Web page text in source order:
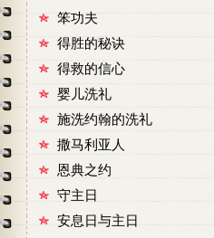
笨功夫
得胜的秘诀
得救的信心
婴儿洗礼
施洗约翰的洗礼
撒马利亚人
恩典之约
守主日
安息日与主日